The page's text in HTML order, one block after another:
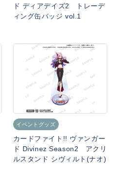
ド ディアデイズ2 トレーデ
ィング缶バッジ vol.1
イベントグッズ
カードファイト!! ヴァンガー
ド Divinez Season2 アクリ
ルスタンド シヴィルト(ナオ)